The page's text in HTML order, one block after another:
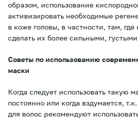
образом, использование
активизировать необходимые
в коже головы, в частности, там,
сделать их более сильными,
Советы по использованию
маски
Когда следует использовать такую
постоянно или когда вздумается,
для волос рекомендуют